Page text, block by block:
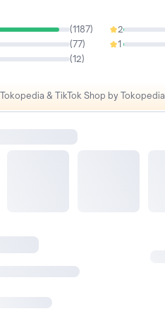
(1187)
(77)
(12)
2
0.54%
1
0.77%
& TikTok Shop by Tokopedia